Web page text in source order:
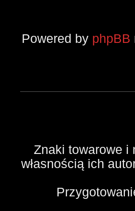
Powered by phpBB
Znaki towarowe i
własnością ich